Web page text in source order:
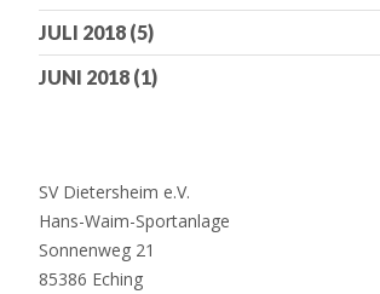
JULI 2018 (5)
JUNI 2018 (1)
SV Dietersheim e.V.
Hans-Waim-Sportanlage
Sonnenweg 21
85386 Eching